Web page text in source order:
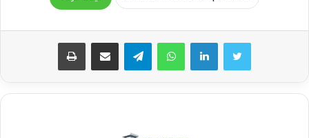
واتس آپ تلگرام اشتراک گذاری از طریق ایمیل چاپ